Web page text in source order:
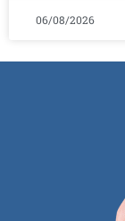
06/08/2026